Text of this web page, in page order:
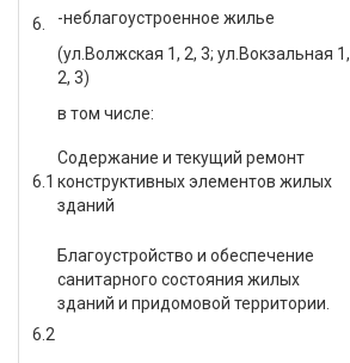
6.
-неблагоустроенное жилье
(ул.Волжская 1, 2, 3; ул.Вокзальная 1,
2, 3)
в том числе:
6.1
Содержание и текущий ремонт
конструктивных элементов жилых
зданий
6.2
Благоустройство и обеспечение
санитарного состояния жилых
зданий и придомовой территории.